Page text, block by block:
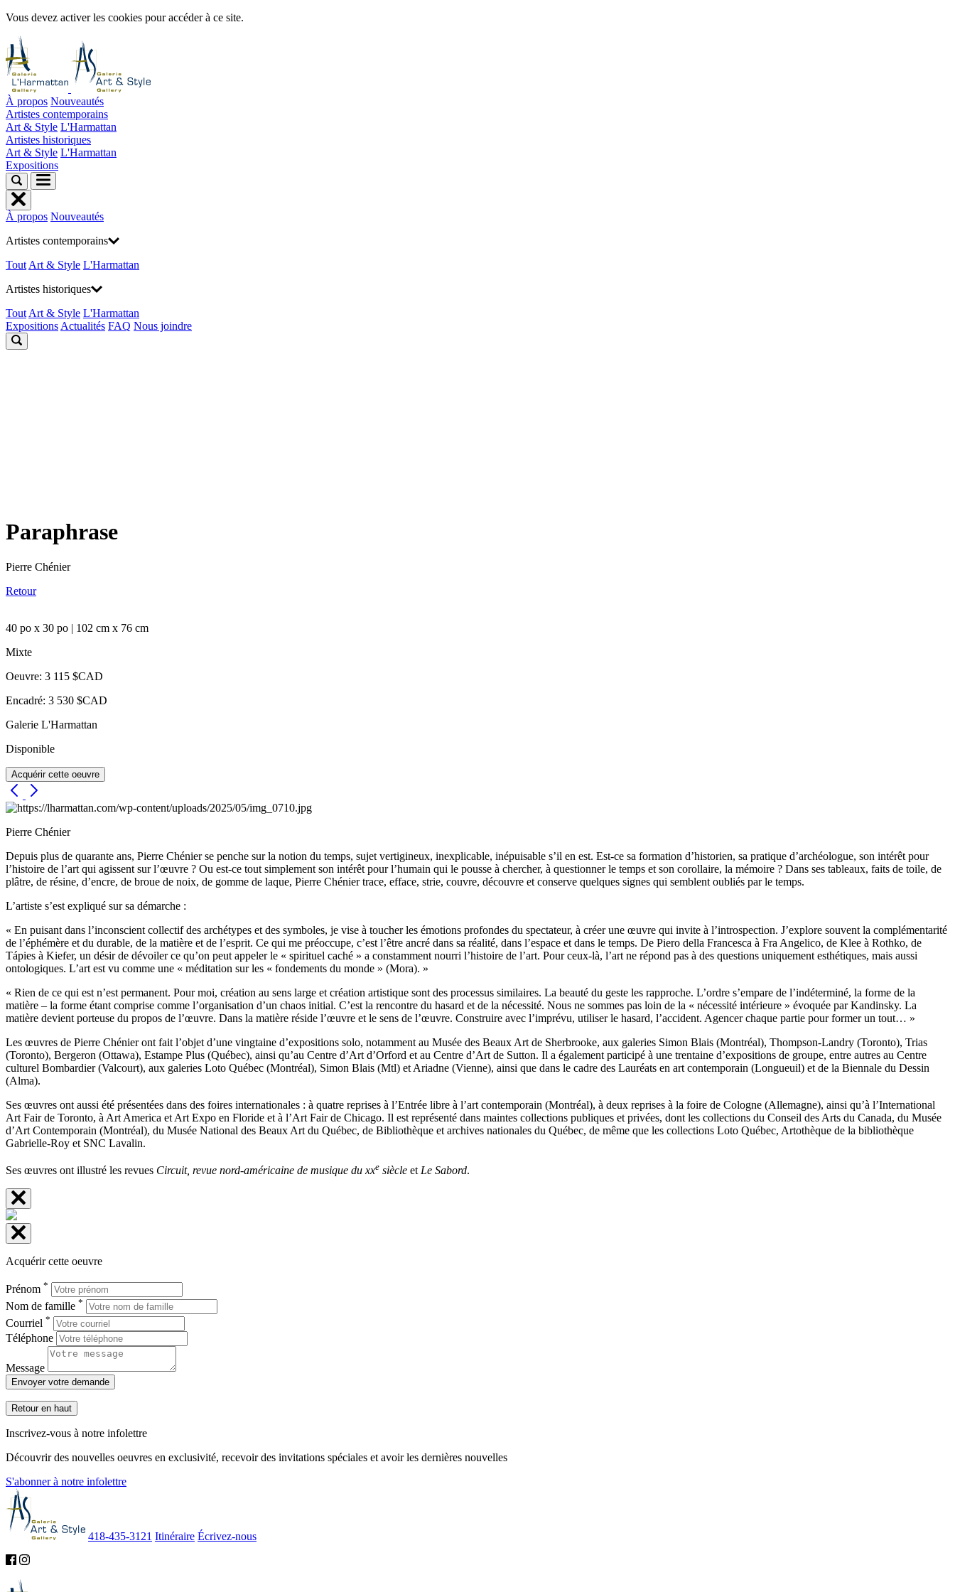
Vous devez activer les cookies pour accéder à ce site.
À propos Nouveautés
Artistes contemporains
Art & Style L'Harmattan
Artistes historiques
Art & Style L'Harmattan
Expositions
À propos Nouveautés
Artistes contemporains
Tout Art & Style L'Harmattan
Artistes historiques
Tout Art & Style L'Harmattan
Expositions Actualités FAQ Nous joindre
Paraphrase
Pierre Chénier
Retour
40 po x 30 po | 102 cm x 76 cm
Mixte
Oeuvre: 3 115 $CAD
Encadré: 3 530 $CAD
Galerie L'Harmattan
Disponible
Acquérir cette oeuvre
Pierre Chénier
Depuis plus de quarante ans, Pierre Chénier se penche sur la notion du temps, sujet vertigineux, inexplicable, inépuisable s’il en est. Est-ce sa formation d’historien, sa pratique d’archéologue, son intérêt pour
l’histoire de l’art qui agissent sur l’œuvre ? Ou est-ce tout simplement son intérêt pour l’humain qui le pousse à chercher, à questionner le temps et son corollaire, la mémoire ? Dans ses tableaux, faits de toile, de
plâtre, de résine, d’encre, de broue de noix, de gomme de laque, Pierre Chénier trace, efface, strie, couvre, découvre et conserve quelques signes qui semblent oubliés par le temps.
L’artiste s’est expliqué sur sa démarche :
« En puisant dans l’inconscient collectif des archétypes et des symboles, je vise à toucher les émotions profondes du spectateur, à créer une œuvre qui invite à l’introspection. J’explore souvent la complémentarité
de l’éphémère et du durable, de la matière et de l’esprit. Ce qui me préoccupe, c’est l’être ancré dans sa réalité, dans l’espace et dans le temps. De Piero della Francesca à Fra Angelico, de Klee à Rothko, de
Tápies à Kiefer, un désir de dévoiler ce qu’on peut appeler le « spirituel caché » a constamment nourri l’histoire de l’art. Pour ceux-là, l’art ne répond pas à des questions uniquement esthétiques, mais aussi
ontologiques. L’art est vu comme une « méditation sur les « fondements du monde » (Mora). »
« Rien de ce qui est n’est permanent. Pour moi, création au sens large et création artistique sont des processus similaires. La beauté du geste les rapproche. L’ordre s’empare de l’indéterminé, la forme de la
matière – la forme étant comprise comme l’organisation d’un chaos initial. C’est la rencontre du hasard et de la nécessité. Nous ne sommes pas loin de la « nécessité intérieure » évoquée par Kandinsky. La
matière devient porteuse du pro­pos de l’œuvre. Dans la matière réside l’œuvre et le sens de l’œuvre. Construire avec l’imprévu, utiliser le hasard, l’accident. Agencer chaque partie pour former un tout… »
Les œuvres de Pierre Chénier ont fait l’objet d’une vingtaine d’expositions solo, notamment au Musée des Beaux Art de Sherbrooke, aux galeries Simon Blais (Montréal), Thompson-Landry (Toronto), Trias
(Toronto), Bergeron (Ottawa), Estampe Plus (Québec), ainsi qu’au Centre d’Art d’Orford et au Centre d’Art de Sutton. Il a également participé à une trentaine d’expositions de groupe, entre autres au Centre
culturel Bombardier (Valcourt), aux galeries Loto Québec (Montréal), Simon Blais (Mtl) et Ariadne (Vienne), ainsi que dans le cadre des Lauréats en art contemporain (Longueuil) et de la Biennale du Dessin
(Alma).
Ses œuvres ont aussi été présentées dans des foires internationales : à quatre reprises à l’Entrée libre à l’art contemporain (Montréal), à deux reprises à la foire de Cologne (Allemagne), ainsi qu’à l’International
Art Fair de Toronto, à Art America et Art Expo en Floride et à l’Art Fair de Chicago. Il est représenté dans maintes collections publiques et privées, dont les collections du Conseil des Arts du Canada, du Musée
d’Art Contemporain (Montréal), du Musée National des Beaux Art du Québec, de Bibliothèque et archives nationales du Québec, de même que les collections Loto Québec, Artothèque de la bibliothèque
Gabrielle-Roy et SNC Lavalin.
Ses œuvres ont illustré les revues Circuit, revue nord-américaine de musique du xxe siècle et Le Sabord.
Acquérir cette oeuvre
Prénom *
Nom de famille *
Courriel *
Téléphone
Message
Envoyer votre demande
Retour en haut
Inscrivez-vous à notre infolettre
Découvrir des nouvelles oeuvres en exclusivité, recevoir des invitations spéciales et avoir les dernières nouvelles
S'abonner à notre infolettre
418-435-3121 Itinéraire Écrivez-nous